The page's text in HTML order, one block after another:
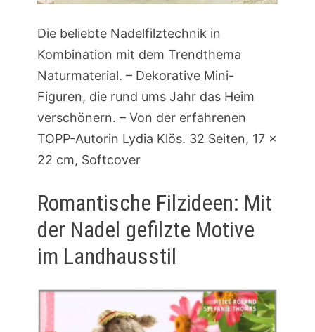
Die beliebte Nadelfilztechnik in
Kombination mit dem Trendthema
Naturmaterial. – Dekorative Mini-
Figuren, die rund ums Jahr das Heim
verschönern. – Von der erfahrenen
TOPP-Autorin Lydia Klös. 32 Seiten, 17 x
22 cm, Softcover
Romantische Filzideen: Mit
der Nadel gefilzte Motive
im Landhausstil